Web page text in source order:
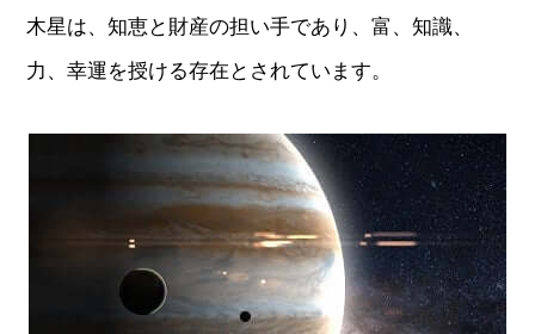
木星は、知恵と財産の担い手であり、富、知識、
力、幸運を授ける存在とされています。